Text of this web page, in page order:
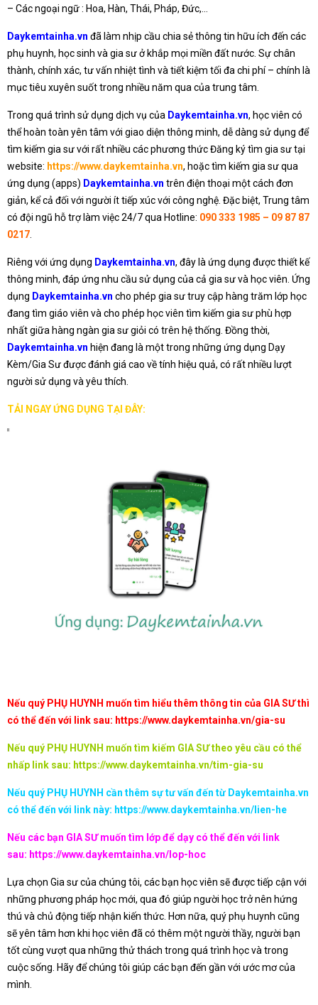
– Các ngoại ngữ : Hoa, Hàn, Thái, Pháp, Đức,…
Daykemtainha.vn đã làm nhịp cầu chia sẻ thông tin hữu ích đến các
phụ huynh, học sinh và gia sư ở khắp mọi miền đất nước. Sự chân
thành, chính xác, tư vấn nhiệt tình và tiết kiệm tối đa chi phí – chính là
mục tiêu xuyên suốt trong nhiều năm qua của trung tâm.
Trong quá trình sử dụng dịch vụ của Daykemtainha.vn, học viên có
thể hoàn toàn yên tâm với giao diện thông minh, dễ dàng sử dụng để
tìm kiếm gia sư với rất nhiều các phương thức Đăng ký tìm gia sư tại
website: https://www.daykemtainha.vn, hoặc tìm kiếm gia sư qua
ứng dụng (apps) Daykemtainha.vn trên điện thoại một cách đơn
giản, kể cả đối với người ít tiếp xúc với công nghệ. Đặc biệt, Trung tâm
có đội ngũ hỗ trợ làm việc 24/7 qua Hotline: 090 333 1985 – 09 87 87
0217.
Riêng với ứng dụng Daykemtainha.vn, đây là ứng dụng được thiết kế
thông minh, đáp ứng nhu cầu sử dụng của cả gia sư và học viên. Ứng
dụng Daykemtainha.vn cho phép gia sư truy cập hàng trăm lớp học
đang tìm giáo viên và cho phép học viên tìm kiếm gia sư phù hợp
nhất giữa hàng ngàn gia sư giỏi có trên hệ thống. Đồng thời,
Daykemtainha.vn hiện đang là một trong những ứng dụng Dạy
Kèm/Gia Sư được đánh giá cao về tính hiệu quả, có rất nhiều lượt
người sử dụng và yêu thích.
TẢI NGAY ỨNG DỤNG TẠI ĐÂY:
Nếu quý PHỤ HUYNH muốn tìm hiểu thêm thông tin của GIA SƯ thì
có thể đến với link sau: https://www.daykemtainha.vn/gia-su
Nếu quý PHỤ HUYNH muốn tìm kiếm GIA SƯ theo yêu cầu có thể
nhấp link sau: https://www.daykemtainha.vn/tim-gia-su
Nếu quý PHỤ HUYNH cần thêm sự tư vấn đến từ Daykemtainha.vn
có thể đến với link này: https://www.daykemtainha.vn/lien-he
Nếu các bạn GIA SƯ muốn tìm lớp để dạy có thể đến với link
sau: https://www.daykemtainha.vn/lop-hoc
Lựa chọn Gia sư của chúng tôi, các bạn học viên sẽ được tiếp cận với
những phương pháp học mới, qua đó giúp người học trở nên hứng
thú và chủ động tiếp nhận kiến thức. Hơn nữa, quý phụ huynh cũng
sẽ yên tâm hơn khi học viên đã có thêm một người thầy, người bạn
tốt cùng vượt qua những thử thách trong quá trình học và trong
cuộc sống. Hãy để chúng tôi giúp các bạn đến gần với ước mơ của
mình.